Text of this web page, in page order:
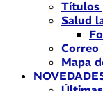
Títulos
Salud
Correo
Mapa